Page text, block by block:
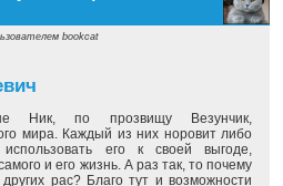
bookcat
Ник, по прозвищу Везунчик,
мира. Каждый из них норовит либо
его к своей выгоде,
и его жизнь. А раз так, то почему
рас? Благо тут и возможности